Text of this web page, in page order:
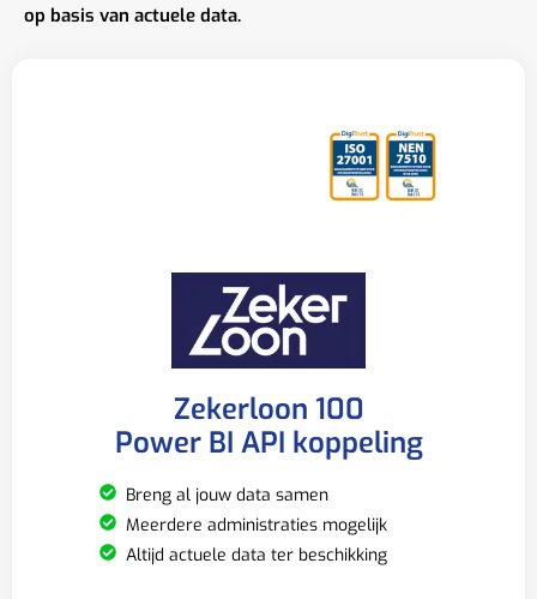
op basis van actuele data.
Zekerloon 100
Power BI API koppeling
Breng al jouw data samen
Meerdere administraties mogelijk
Altijd actuele data ter beschikking